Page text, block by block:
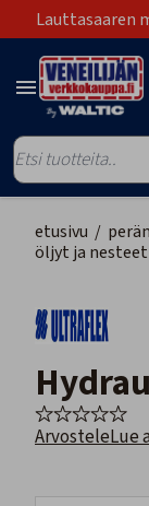
Lauttasaaren
etusivu /
öljyt ja nesteet
ArvosteleLue